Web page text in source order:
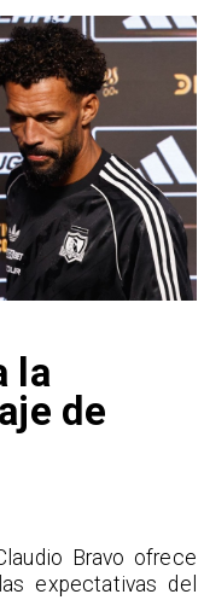
la
de
Bravo ofrece
expectativas del